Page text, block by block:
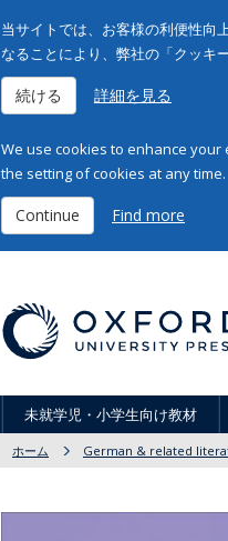
当サイトでは、お客様の利便性向
なることにより、弊社の「クッキ
続ける 詳細を見る
We use cookies to enhance
the setting of cookies at any time.
Continue Find more
未就学児・小学生向け教材
ホーム German & related